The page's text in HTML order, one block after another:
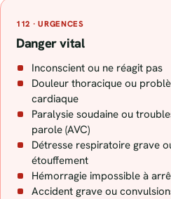
112 · URGENCES
Danger vital
Inconscient ou ne réagit pas
Douleur thoracique ou
cardiaque
Paralysie soudaine ou
parole (AVC)
Détresse respiratoire grave
étouffement
Hémorragie impossible à
Accident grave ou